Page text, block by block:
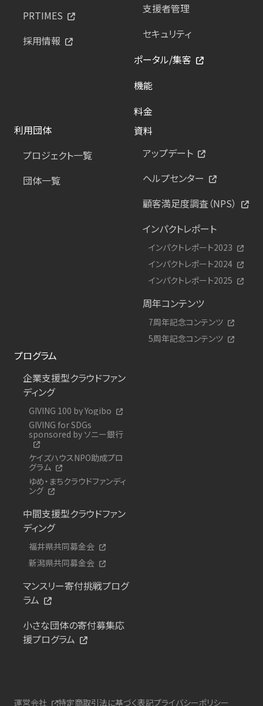
PRTIMES
採用情報
支援者管理
セキュリティ
ポータル/集客
機能
料金
利用団体
プロジェクト一覧
団体一覧
資料
アップデート
ヘルプセンター
顧客満足度調査（NPS）
インパクトレポート
インパクトレポート2023
インパクトレポート2024
インパクトレポート2025
周年コンテンツ
7周年記念コンテンツ
5周年記念コンテンツ
プログラム
企業支援型クラウドファン
ディング
GIVING 100 by Yogibo
GIVING for SDGs
sponsored by ソニー銀行
ケイズハウスNPO助成プロ
グラム
ゆめ・まちクラウドファンディ
ング
中間支援型クラウドファン
ディング
福井県共同募金会
新潟県共同募金会
マンスリー寄付挑戦プログ
ラム
小さな団体の寄付募集応
援プログラム
運営会社 特定商取引法に基づく表記プライバシーポリシー